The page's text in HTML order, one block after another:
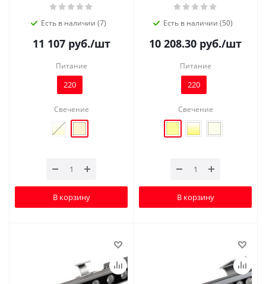
Есть в наличии (7)
11 107руб./шт
Питание
220
Свечение
В корзину
Есть в наличии (50)
10 208.30 руб./шт
Питание
220
Свечение
В корзину